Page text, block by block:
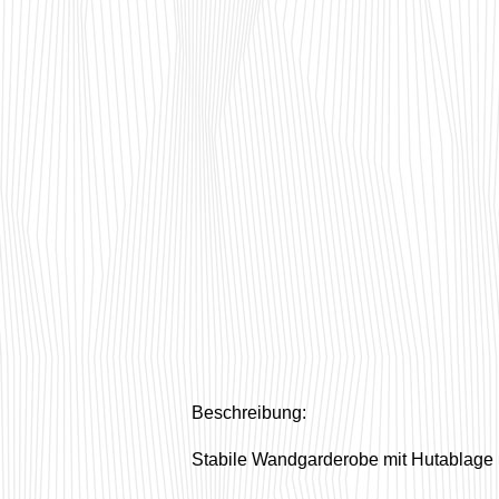
Beschreibung:
Stabile Wandgarderobe mit